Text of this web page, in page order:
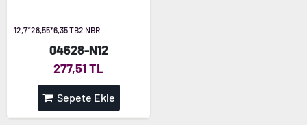
12,7*28,55*6,35 TB2 NBR
04628-N12
277,51 TL
Sepete Ekle